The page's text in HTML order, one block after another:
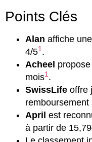
Points Clés
Alan affiche
4/51.
Acheel
mois1.
SwissLife offre
April est
à partir de